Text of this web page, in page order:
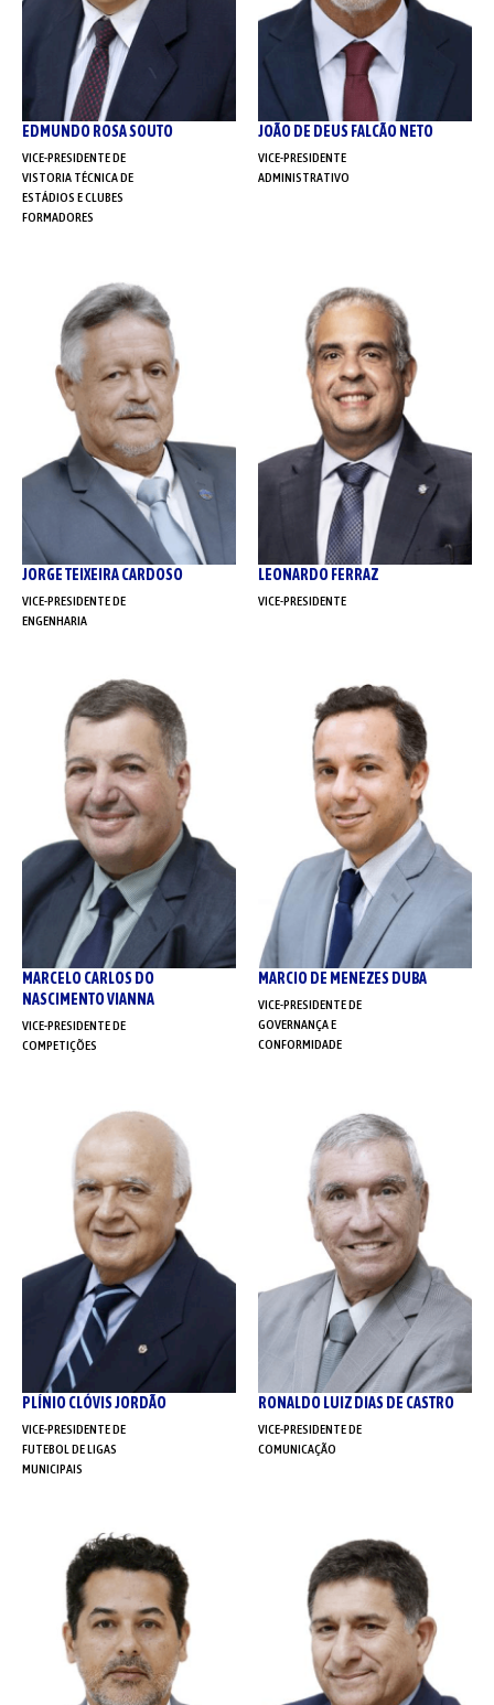
EDMUNDO ROSA SOUTO
VICE-PRESIDENTE DE
VISTORIA TÉCNICA DE
ESTÁDIOS E CLUBES
FORMADORES
JOÃO DE DEUS FALCÃO NETO
VICE-PRESIDENTE
ADMINISTRATIVO
JORGE TEIXEIRA CARDOSO
VICE-PRESIDENTE DE
ENGENHARIA
LEONARDO FERRAZ
VICE-PRESIDENTE
MARCELO CARLOS DO
NASCIMENTO VIANNA
VICE-PRESIDENTE DE
COMPETIÇÕES
MARCIO DE MENEZES DUBA
VICE-PRESIDENTE DE
GOVERNANÇA E
CONFORMIDADE
PLÍNIO CLÓVIS JORDÃO
VICE-PRESIDENTE DE
FUTEBOL DE LIGAS
MUNICIPAIS
RONALDO LUIZ DIAS DE CASTRO
VICE-PRESIDENTE DE
COMUNICAÇÃO